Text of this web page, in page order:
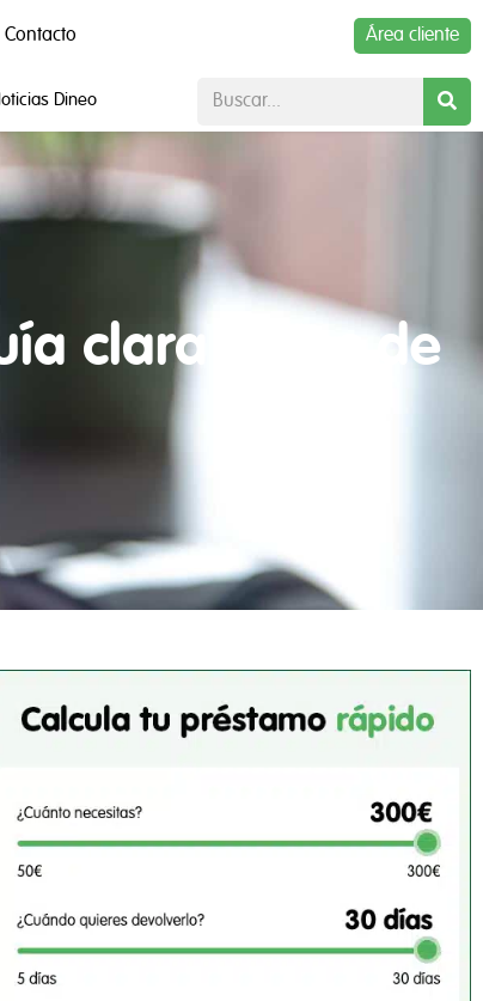
Contacto Área cliente
Dineo
clara antes de